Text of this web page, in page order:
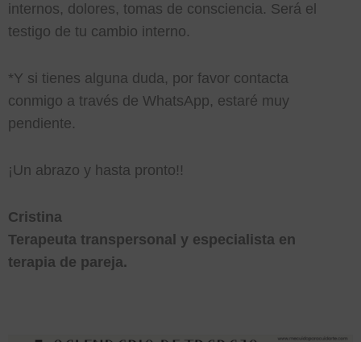
internos, dolores, tomas de consciencia. Será el
testigo de tu cambio interno.
*Y si tienes alguna duda, por favor contacta
conmigo a través de WhatsApp, estaré muy
pendiente.
¡Un abrazo y hasta pronto!!
Cristina
Terapeuta transpersonal y especialista en
terapia de pareja.